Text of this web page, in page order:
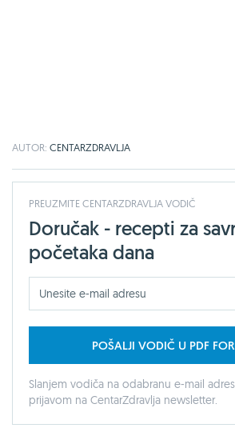
AUTOR: CENTARZDRAVLJA
PREUZMITE CENTARZDRAVLJA VODIČ
Doručak - recepti za
početaka dana
POŠALJI VODIČ U PDF
Slanjem vodiča na odabranu e-mail
prijavom na CentarZdravlja newsletter.